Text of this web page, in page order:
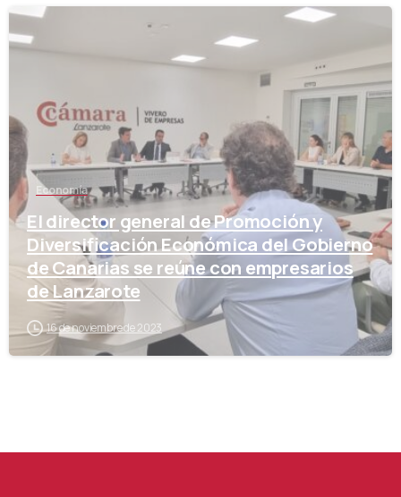
Economía
El director general de Promoción y
Diversificación Económica del Gobierno
de Canarias se reúne con empresarios
de Lanzarote
16 de noviembre de 2023